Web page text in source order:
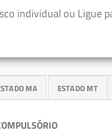
individual ou Ligue
MA ESTADO MT